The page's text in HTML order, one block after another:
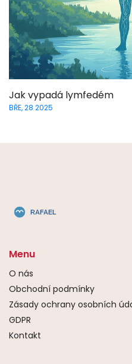
Jak vypadá lymfedém
BŘE, 28 2025
Menu
O nás
Obchodní podmínky
Zásady ochrany osobních
GDPR
Kontakt